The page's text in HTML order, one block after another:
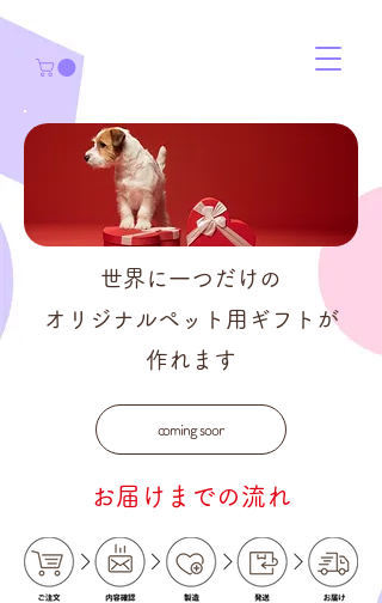
世界に一つだけの
オリジナルペット用ギフトが
作れます
coming soon
お届けまでの流れ